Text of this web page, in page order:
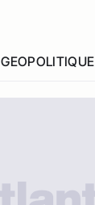
GEOPOLITIQUE